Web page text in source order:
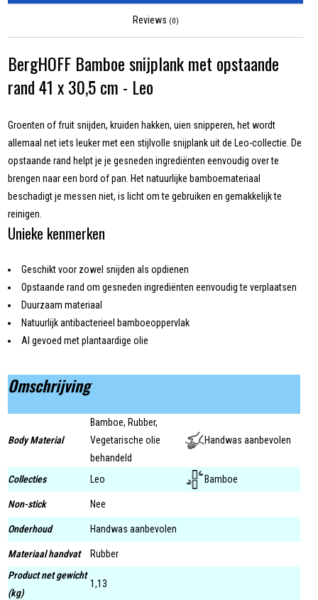
Reviews (0)
BergHOFF Bamboe snijplank met opstaande
rand 41 x 30,5 cm - Leo
Groenten of fruit snijden, kruiden hakken, uien snipperen, het wordt
allemaal net iets leuker met een stijlvolle snijplank uit de Leo-collectie. De
opstaande rand helpt je je gesneden ingrediënten eenvoudig over te
brengen naar een bord of pan. Het natuurlijke bamboemateriaal
beschadigt je messen niet, is licht om te gebruiken en gemakkelijk te
reinigen.
Unieke kenmerken
Geschikt voor zowel snijden als opdienen
Opstaande rand om gesneden ingrediënten eenvoudig te verplaatsen
Duurzaam materiaal
Natuurlijk antibacterieel bamboeoppervlak
Al gevoed met plantaardige olie
Omschrijving
Body Material
Bamboe, Rubber,
Vegetarische olie
behandeld
Handwas aanbevolen
Collecties Leo Bamboe
Non-stick Nee
Onderhoud Handwas aanbevolen
Materiaal handvat
Rubber
Product net gewicht
(kg)
1,13